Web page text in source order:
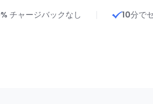
チャージバックなし 10分で